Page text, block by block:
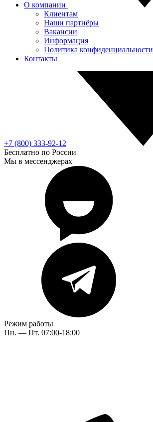
О компании
Клиентам
Наши партнёры
Вакансии
Информация
Политика конфиденциальности
Контакты
+7 (800) 333-92-12
Бесплатно по России
Мы в мессенджерах
Режим работы
Пн. — Пт. 07:00-18:00